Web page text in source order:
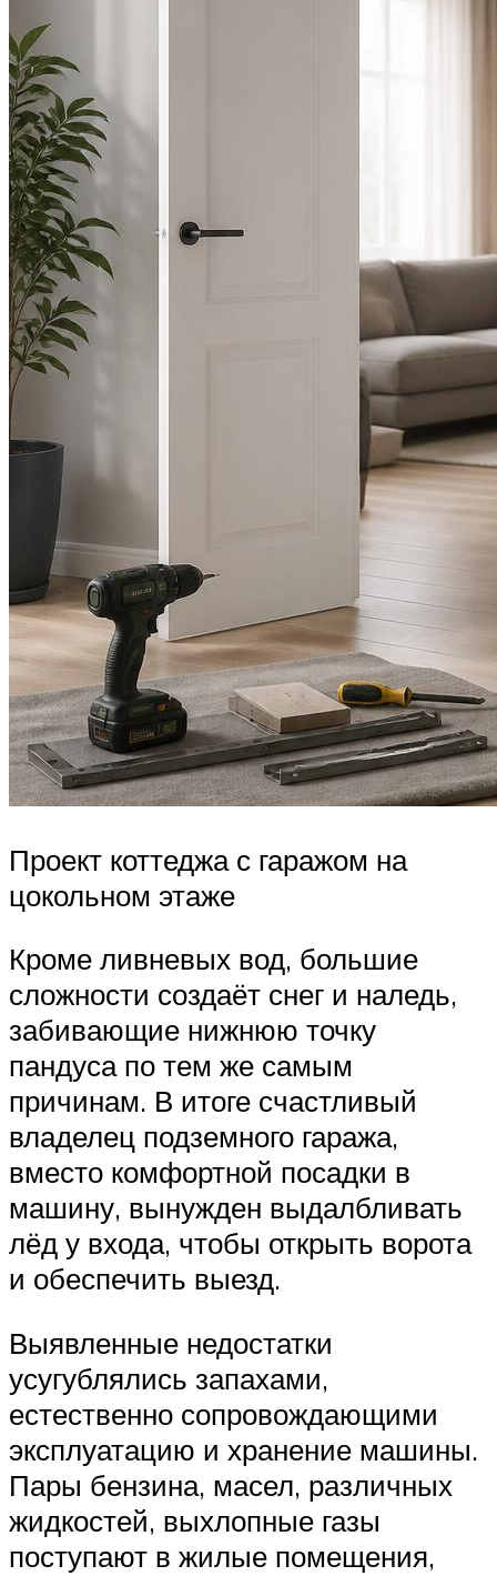
Проект коттеджа с гаражом на
цокольном этаже
Кроме ливневых вод, большие
сложности создаёт снег и наледь,
забивающие нижнюю точку
пандуса по тем же самым
причинам. В итоге счастливый
владелец подземного гаража,
вместо комфортной посадки в
машину, вынужден выдалбливать
лёд у входа, чтобы открыть ворота
и обеспечить выезд.
Выявленные недостатки
усугублялись запахами,
естественно сопровождающими
эксплуатацию и хранение машины.
Пары бензина, масел, различных
жидкостей, выхлопные газы
поступают в жилые помещения,